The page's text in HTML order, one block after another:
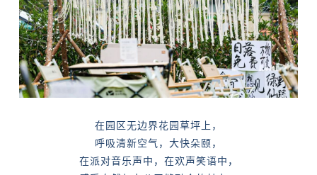
在园区无边界花园草坪上，
呼吸清新空气，大快朵颐，
在派对音乐声中，在欢声笑语中，